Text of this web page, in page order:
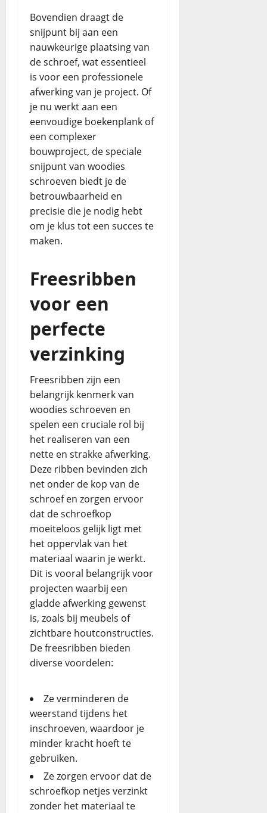
Bovendien draagt de
snijpunt bij aan een
nauwkeurige plaatsing van
de schroef, wat essentieel
is voor een professionele
afwerking van je project. Of
je nu werkt aan een
eenvoudige boekenplank of
een complexer
bouwproject, de speciale
snijpunt van woodies
schroeven biedt je de
betrouwbaarheid en
precisie die je nodig hebt
om je klus tot een succes te
maken.
Freesribben
voor een
perfecte
verzinking
Freesribben zijn een
belangrijk kenmerk van
woodies schroeven en
spelen een cruciale rol bij
het realiseren van een
nette en strakke afwerking.
Deze ribben bevinden zich
net onder de kop van de
schroef en zorgen ervoor
dat de schroefkop
moeiteloos gelijk ligt met
het oppervlak van het
materiaal waarin je werkt.
Dit is vooral belangrijk voor
projecten waarbij een
gladde afwerking gewenst
is, zoals bij meubels of
zichtbare houtconstructies.
De freesribben bieden
diverse voordelen:
Ze verminderen de
weerstand tijdens het
inschroeven, waardoor je
minder kracht hoeft te
gebruiken.
Ze zorgen ervoor dat de
schroefkop netjes verzinkt
zonder het materiaal te